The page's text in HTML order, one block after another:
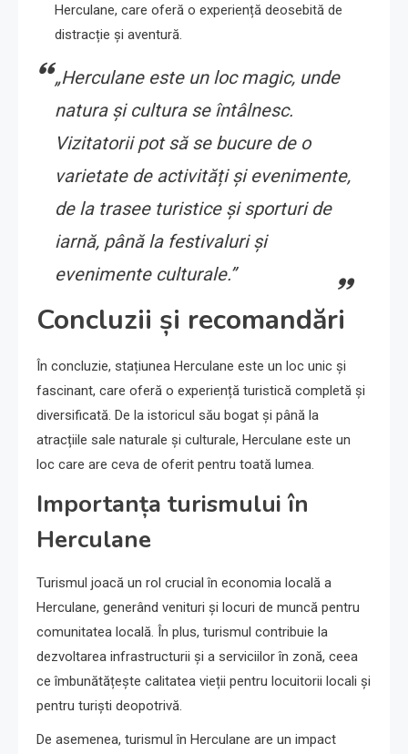
Herculane, care oferă o experiență deosebită de
distracție și aventură.
„Herculane este un loc magic, unde
natura și cultura se întâlnesc.
Vizitatorii pot să se bucure de o
varietate de activități și evenimente,
de la trasee turistice și sporturi de
iarnă, până la festivaluri și
evenimente culturale.”
Concluzii și recomandări
În concluzie, stațiunea Herculane este un loc unic și
fascinant, care oferă o experiență turistică completă și
diversificată. De la istoricul său bogat și până la
atracțiile sale naturale și culturale, Herculane este un
loc care are ceva de oferit pentru toată lumea.
Importanța turismului în
Herculane
Turismul joacă un rol crucial în economia locală a
Herculane, generând venituri și locuri de muncă pentru
comunitatea locală. În plus, turismul contribuie la
dezvoltarea infrastructurii și a serviciilor în zonă, ceea
ce îmbunătățește calitatea vieții pentru locuitorii locali și
pentru turiști deopotrivă.
De asemenea, turismul în Herculane are un impact